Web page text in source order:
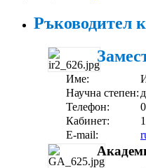
Ръководител
Име:
Научна степен:
Телефон:
Кабинет:
E-mail: